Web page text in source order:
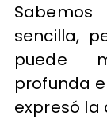
sencilla,
puede
profunda
expresó la